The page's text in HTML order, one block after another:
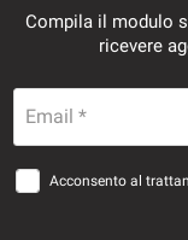
1.085€/mese
36 Mesi
Compila il modulo
ricevere
Email *
Acconsento al